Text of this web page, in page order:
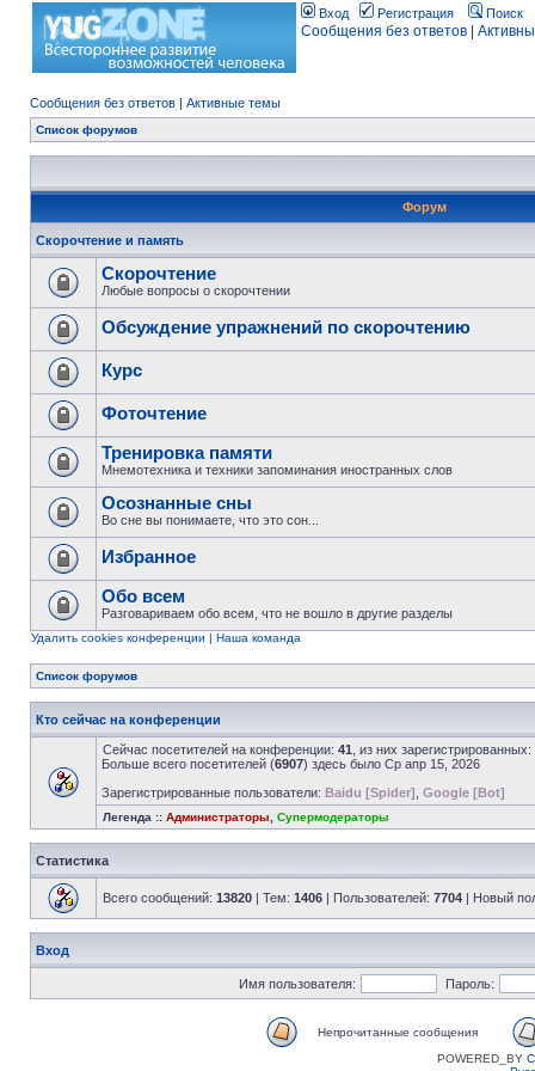
Вход Регистрация Поиск
Сообщения без ответов
Сообщения без ответов | Активные темы
Список форумов
Форум
Скорочтение и память
Скорочтение
Любые вопросы о скорочтении
Обсуждение упражнений по скорочтению
Курс
Фоточтение
Тренировка памяти
Мнемотехника и техники запоминания иностранных слов
Осознанные сны
Во сне вы понимаете, что это сон...
Избранное
Обо всем
Разговариваем обо всем, что не вошло в другие разделы
Удалить cookies конференции | Наша команда
Список форумов
Кто сейчас на конференции
Сейчас посетителей на конференции: 41 , из них
Больше всего посетителей (6907) здесь было Ср апр 15, 2026
Зарегистрированные пользователи: Baidu [Spider] Google [Bot]
Легенда :: Администраторы Супермодераторы
Статистика
Всего сообщений: 13820 | Тем: 1406 | Пользователей: 7704 | Новый
Вход
Имя пользователя: Пароль:
Непрочитанные сообщения
POWERED_BY